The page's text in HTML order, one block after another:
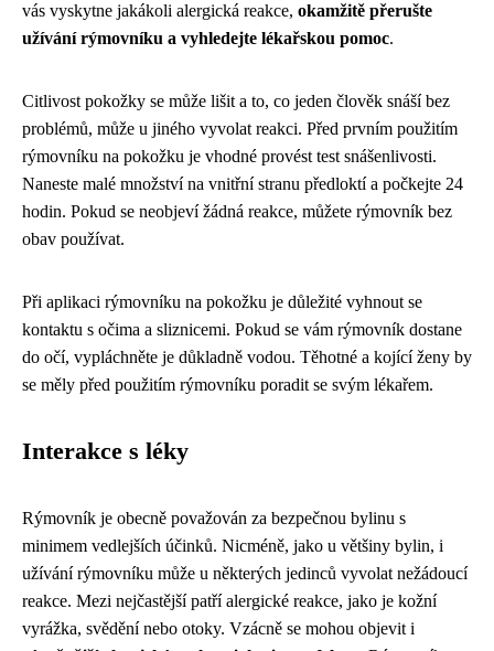
vás vyskytne jakákoli alergická reakce, okamžitě přerušte
užívání rýmovníku a vyhledejte lékařskou pomoc.
Citlivost pokožky se může lišit a to, co jeden člověk snáší bez
problémů, může u jiného vyvolat reakci. Před prvním použitím
rýmovníku na pokožku je vhodné provést test snášenlivosti.
Naneste malé množství na vnitřní stranu předloktí a počkejte 24
hodin. Pokud se neobjeví žádná reakce, můžete rýmovník bez
obav používat.
Při aplikaci rýmovníku na pokožku je důležité vyhnout se
kontaktu s očima a sliznicemi. Pokud se vám rýmovník dostane
do očí, vypláchněte je důkladně vodou. Těhotné a kojící ženy by
se měly před použitím rýmovníku poradit se svým lékařem.
Interakce s léky
Rýmovník je obecně považován za bezpečnou bylinu s
minimem vedlejších účinků. Nicméně, jako u většiny bylin, i
užívání rýmovníku může u některých jedinců vyvolat nežádoucí
reakce. Mezi nejčastější patří alergické reakce, jako je kožní
vyrážka, svědění nebo otoky. Vzácně se mohou objevit i